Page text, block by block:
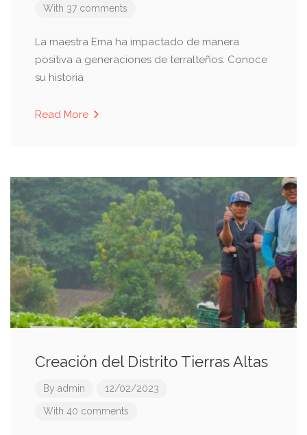
With 37 comments
La maestra Ema ha impactado de manera
positiva a generaciones de terralteños. Conoce
su historia
Read More
Creación del Distrito Tierras Altas
By admin 12/02/2023
With 40 comments